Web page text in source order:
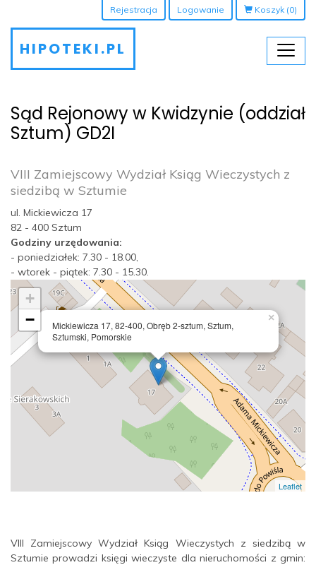
Rejestracja Logowanie Koszyk (0)
HIPOTEKI.PL
Sąd Rejonowy w Kwidzynie (oddział
Sztum) GD2I
VIII Zamiejscowy Wydział Ksiąg Wieczystych z
siedzibą w Sztumie
ul. Mickiewicza 17
82 - 400 Sztum
Godziny urzędowania:
- poniedziałek: 7.30 - 18.00,
- wtorek - piątek: 7.30 - 15.30.
Mickiewicza 17, 82-400, Obręb 2-sztum, Sztum,
Sztumski, Pomorskie
×
+
−
Leaflet
VIII Zamiejscowy Wydział Ksiąg Wieczystych z siedzibą w
Sztumie prowadzi księgi wieczyste dla nieruchomości z gmin: